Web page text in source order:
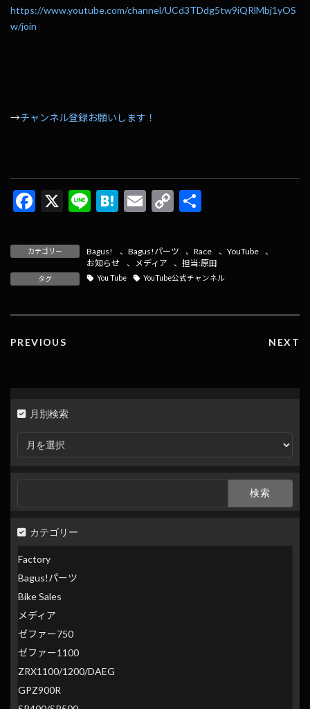
https://www.youtube.com/channel/UCd3TDdg5tw9iQRlMbj1yOS
w/join
→チャンネル登録お願いします！
F
e
b
o
o
k
X
Li
e
H
e
n
a
E
ai
l
C
p
y
Li
n
カテゴリー Bagus! 、 Bagus!パーツ 、Race 、 YouTube
、
お知らせ
、 メディア 、担当:原田
タグ You Tube YouTube公式チャンネル
PREVIOUS NEXT
月別検索
月
検
カテゴリー
Factory
Bagus!パーツ
Bike Sales
メディア
ゼファー750
ゼファー1100
ZRX1100/1200/DAEG
GPZ900R